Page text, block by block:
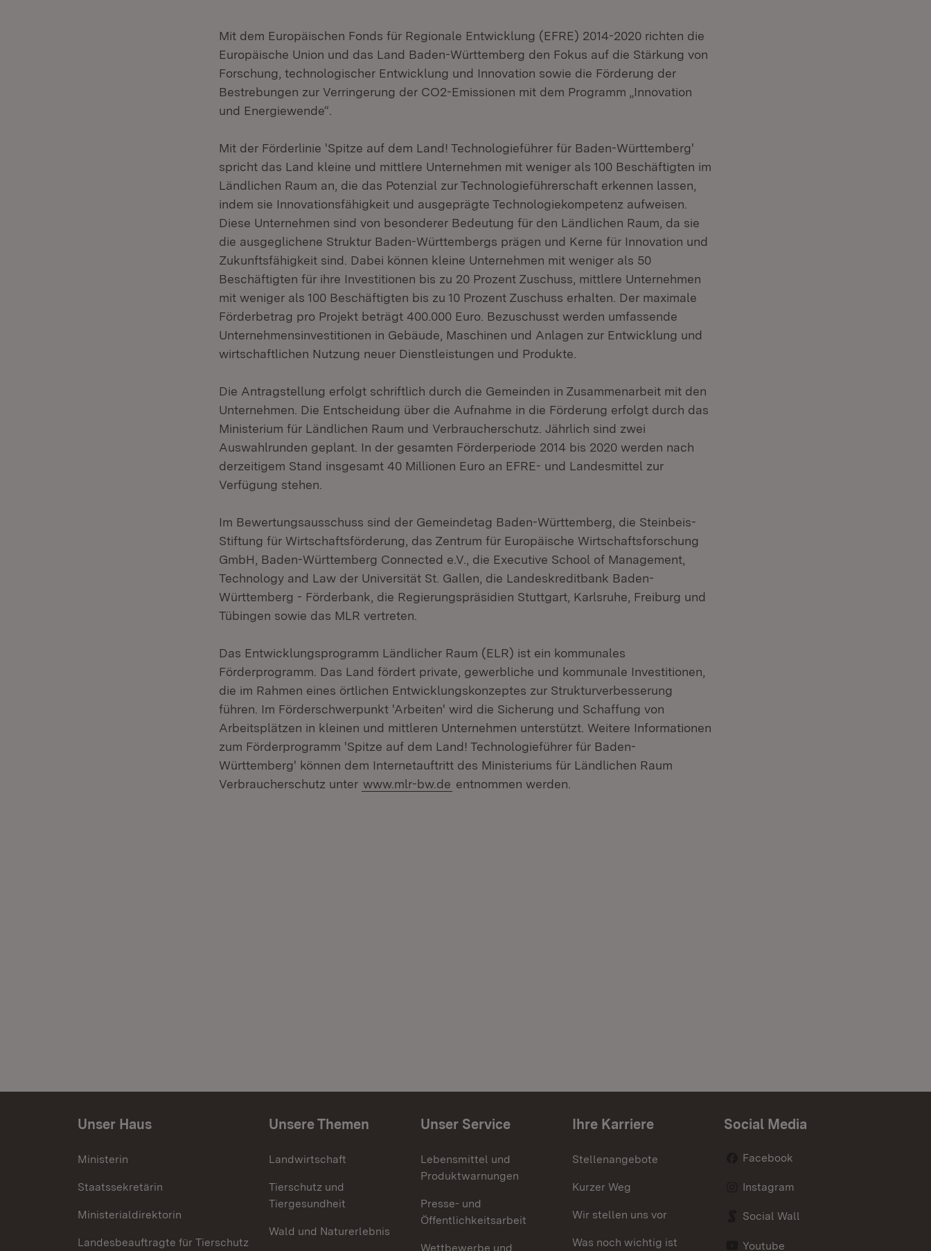
Mit dem Europäischen Fonds für Regionale Entwicklung (EFRE) 2014-2020 richten die
Europäische Union und das Land Baden-Württemberg den Fokus auf die Stärkung von
Forschung, technologischer Entwicklung und Innovation sowie die Förderung der
Bestrebungen zur Verringerung der CO2-Emissionen mit dem Programm „Innovation
und Energiewende“.
Mit der Förderlinie 'Spitze auf dem Land! Technologieführer für Baden-Württemberg'
spricht das Land kleine und mittlere Unternehmen mit weniger als 100 Beschäftigten im
Ländlichen Raum an, die das Potenzial zur Technologieführerschaft erkennen lassen,
indem sie Innovationsfähigkeit und ausgeprägte Technologiekompetenz aufweisen.
Diese Unternehmen sind von besonderer Bedeutung für den Ländlichen Raum, da sie
die ausgeglichene Struktur Baden-Württembergs prägen und Kerne für Innovation und
Zukunftsfähigkeit sind. Dabei können kleine Unternehmen mit weniger als 50
Beschäftigten für ihre Investitionen bis zu 20 Prozent Zuschuss, mittlere Unternehmen
mit weniger als 100 Beschäftigten bis zu 10 Prozent Zuschuss erhalten. Der maximale
Förderbetrag pro Projekt beträgt 400.000 Euro. Bezuschusst werden umfassende
Unternehmensinvestitionen in Gebäude, Maschinen und Anlagen zur Entwicklung und
wirtschaftlichen Nutzung neuer Dienstleistungen und Produkte.
Die Antragstellung erfolgt schriftlich durch die Gemeinden in Zusammenarbeit mit den
Unternehmen. Die Entscheidung über die Aufnahme in die Förderung erfolgt durch das
Ministerium für Ländlichen Raum und Verbraucherschutz. Jährlich sind zwei
Auswahlrunden geplant. In der gesamten Förderperiode 2014 bis 2020 werden nach
derzeitigem Stand insgesamt 40 Millionen Euro an EFRE- und Landesmittel zur
Verfügung stehen.
Im Bewertungsausschuss sind der Gemeindetag Baden-Württemberg, die Steinbeis-
Stiftung für Wirtschaftsförderung, das Zentrum für Europäische Wirtschaftsforschung
GmbH, Baden-Württemberg Connected e.V., die Executive School of Management,
Technology and Law der Universität St. Gallen, die Landeskreditbank Baden-
Württemberg - Förderbank, die Regierungspräsidien Stuttgart, Karlsruhe, Freiburg und
Tübingen sowie das MLR vertreten.
Das Entwicklungsprogramm Ländlicher Raum (ELR) ist ein kommunales
Förderprogramm. Das Land fördert private, gewerbliche und kommunale Investitionen,
die im Rahmen eines örtlichen Entwicklungskonzeptes zur Strukturverbesserung
führen. Im Förderschwerpunkt 'Arbeiten' wird die Sicherung und Schaffung von
Arbeitsplätzen in kleinen und mittleren Unternehmen unterstützt. Weitere Informationen
zum Förderprogramm 'Spitze auf dem Land! Technologieführer für Baden-
Württemberg' können dem Internetauftritt des Ministeriums für Ländlichen Raum
Verbraucherschutz unter www.mlr-bw.de entnommen werden.
Unser Haus
Ministerin
Staatssekretärin
Ministerialdirektorin
Landesbeauftragte für Tierschutz
Unsere Themen
Landwirtschaft
Tierschutz und
Tiergesundheit
Wald und Naturerlebnis
Unser Service
Lebensmittel und
Produktwarnungen
Presse- und
Öffentlichkeitsarbeit
Wettbewerbe und
Ihre Karriere
Stellenangebote
Kurzer Weg
Wir stellen uns vor
Was noch wichtig ist
Social Media
Facebook
Instagram
Social Wall
Youtube